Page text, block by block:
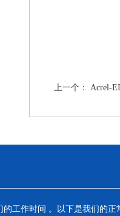
上一个： Acrel-
工作时间 。以下是我们的正